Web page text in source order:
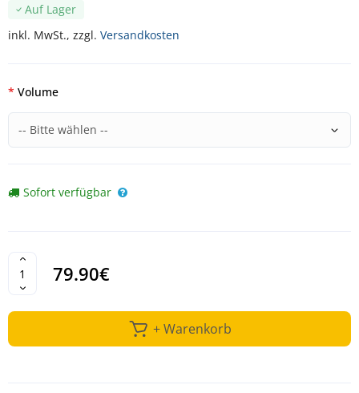
Auf Lager
inkl. MwSt., zzgl. Versandkosten
Volume
Sofort verfügbar
79.90€
+ Warenkorb